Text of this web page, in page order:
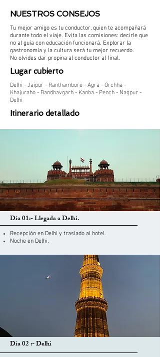
​NUESTROS CONSEJOS
Tu mejor amigo es tu conductor, quien te acompañará
durante todo el viaje. Evita las comisiones: decirle que
no al guía con educación funcionará. Explorar la
gastronomía y la cultura será tu mejor recuerdo.
No olvides dar propina al conductor al final.
Lugar cubierto
Delhi - Jaipur - Ranthambore - Agra - Orchha -
Khajuraho - Bandhavgarh - Kanha - Pench - Nagpur -
Delhi
Itinerario detallado
Día 01:- Llegada a Delhi.
Recepción en Delhi y traslado al hotel.
Noche en Delhi.
Día 02 :- Delhi